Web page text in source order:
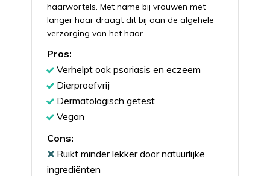
haarwortels. Met name bij vrouwen met
langer haar draagt dit bij aan de algehele
verzorging van het haar.
Pros:
Verhelpt ook psoriasis en eczeem
Dierproefvrij
Dermatologisch getest
Vegan
Cons:
Ruikt minder lekker door natuurlijke
ingrediënten